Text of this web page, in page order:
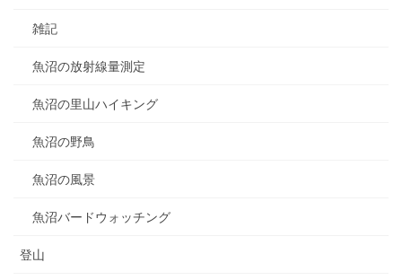
雑記
魚沼の放射線量測定
魚沼の里山ハイキング
魚沼の野鳥
魚沼の風景
魚沼バードウォッチング
登山